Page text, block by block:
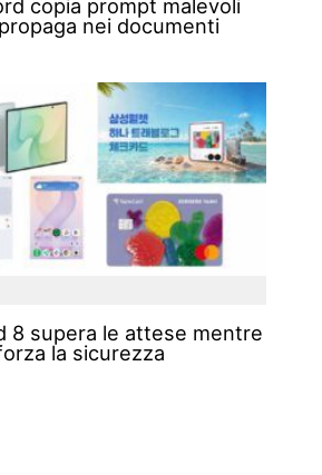
copia prompt malevoli
nei documenti
8 supera le attese mentre
la sicurezza